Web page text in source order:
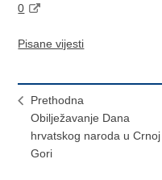
0
Pisane vijesti
Prethodna
Obilježavanje Dana
hrvatskog naroda u Crnoj
Gori